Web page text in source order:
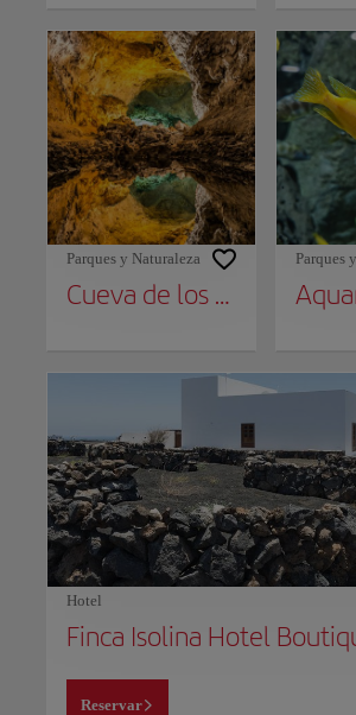
Parques y Naturaleza
Cueva de los Verdes
Parques
Hotel
Finca Isolina Hotel
Reservar